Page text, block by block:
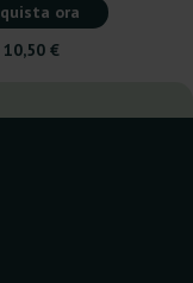
ora
10,50 €